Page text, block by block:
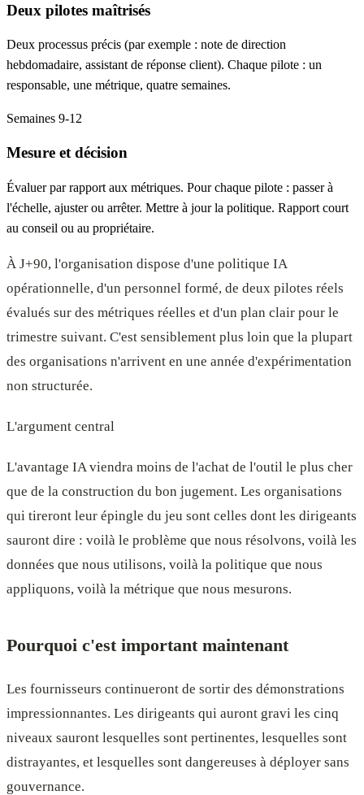
Deux pilotes maîtrisés
Deux processus précis (par exemple : note de direction
hebdomadaire, assistant de réponse client). Chaque pilote : un
responsable, une métrique, quatre semaines.
Semaines 9-12
Mesure et décision
Évaluer par rapport aux métriques. Pour chaque pilote : passer à
l'échelle, ajuster ou arrêter. Mettre à jour la politique. Rapport court
au conseil ou au propriétaire.
À J+90, l'organisation dispose d'une politique IA
opérationnelle, d'un personnel formé, de deux pilotes réels
évalués sur des métriques réelles et d'un plan clair pour le
trimestre suivant. C'est sensiblement plus loin que la plupart
des organisations n'arrivent en une année d'expérimentation
non structurée.
L'argument central
L'avantage IA viendra moins de l'achat de l'outil le plus cher
que de la construction du bon jugement. Les organisations
qui tireront leur épingle du jeu sont celles dont les dirigeants
sauront dire : voilà le problème que nous résolvons, voilà les
données que nous utilisons, voilà la politique que nous
appliquons, voilà la métrique que nous mesurons.
Pourquoi c'est important maintenant
Les fournisseurs continueront de sortir des démonstrations
impressionnantes. Les dirigeants qui auront gravi les cinq
niveaux sauront lesquelles sont pertinentes, lesquelles sont
distrayantes, et lesquelles sont dangereuses à déployer sans
gouvernance.